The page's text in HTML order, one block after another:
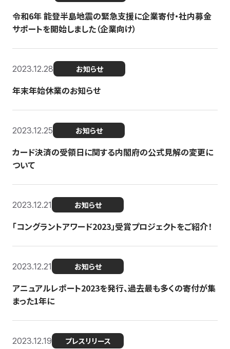
令和6年 能登半島地震の緊急支援に企業寄付・社内募金
サポートを開始しました（企業向け）
2023.12.28 お知らせ
年末年始休業のお知らせ
2023.12.25 お知らせ
カード決済の受領日に関する内閣府の公式見解の変更に
ついて
2023.12.21 お知らせ
「コングラントアワード2023」受賞プロジェクトをご紹介！
2023.12.21 お知らせ
アニュアルレポート2023を発行、過去最も多くの寄付が集
まった1年に
2023.12.19 プレスリリース